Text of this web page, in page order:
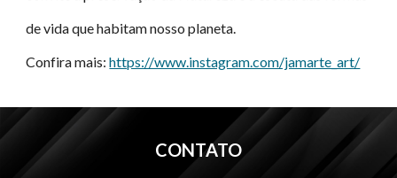
de vida que habitam nosso planeta.
Confira mais:https://www.instagram.com/jamarte_art/
CONTATO